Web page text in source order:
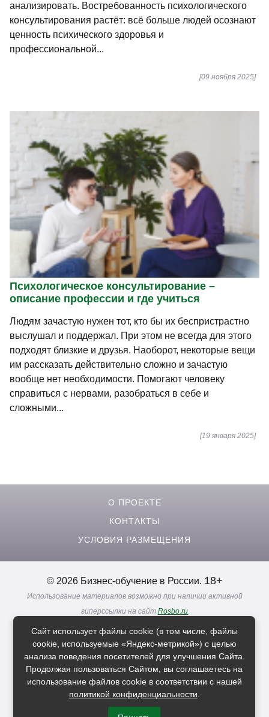
анализировать. Востребованность психологического
консультирования растёт: всё больше людей осознают
ценность психического здоровья и
профессиональной...
[09 ноября 2025]
Психологическое консультирование –
описание профессии и где учиться
Людям зачастую нужен тот, кто бы их беспристрастно
выслушал и поддержал. При этом не всегда для этого
подходят близкие и друзья. Наоборот, некоторые вещи
им рассказать действительно сложно и зачастую
вообще нет необходимости. Помогают человеку
справиться с нервами, разобраться в себе и
сложными...
[19 января 2025]
О ПРОЕКТЕ
КОНТАКТЫ
УСЛОВИЯ РАЗМЕЩЕНИЯ
© 2026 Бизнес-обучение в России. 18+
Использование материалов возможно при наличии активной
гиперссылки на сайт Rosbo.ru
Реклама. Информация о рекламодателях по ссылкам
Политика в отношении обработки персональных данных
Расскажи друзьям о нас
Сайт использует файлы cookie (в том числе, файлы
cookie, используемые «Яндекс-метрикой») с целью
анализа поведения посетителей для улучшения Сайта.
Продолжая пользоваться Сайтом, вы соглашаетесь на
использование файлов cookie в соответствии с нашей
политикой конфиденциальности